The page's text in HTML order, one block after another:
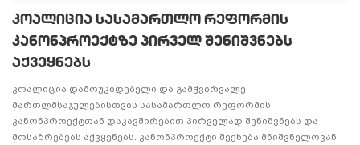
კოალიცია სასამართლო რეფორმის
კანონპროექტზე პირველ შენიშვნებს
აქვეყნებს
კოალიცია დამოუკიდებელი და გამჭვირვალე
მართლმსაჯულებისთვის სასამართლო რეფორმის
კანონპროექტთან დაკავშირებით პირველად შენიშვნებს და
მოსაზრებებს აქვყენებს. კანონპროექტი შეეხება მნიშვნელოვან